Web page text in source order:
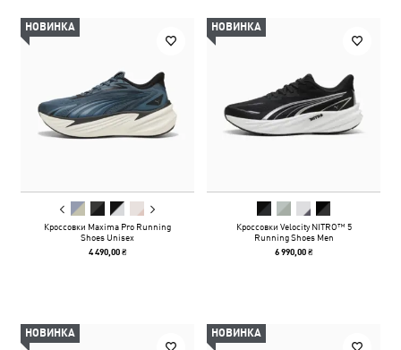
НОВИНКА
Кроссовки Maxima Pro Running
Shoes Unisex
4 490,00 ₴
НОВИНКА
Кроссовки Velocity NITRO™ 5
Running Shoes Men
6 990,00 ₴
НОВИНКА НОВИНКА